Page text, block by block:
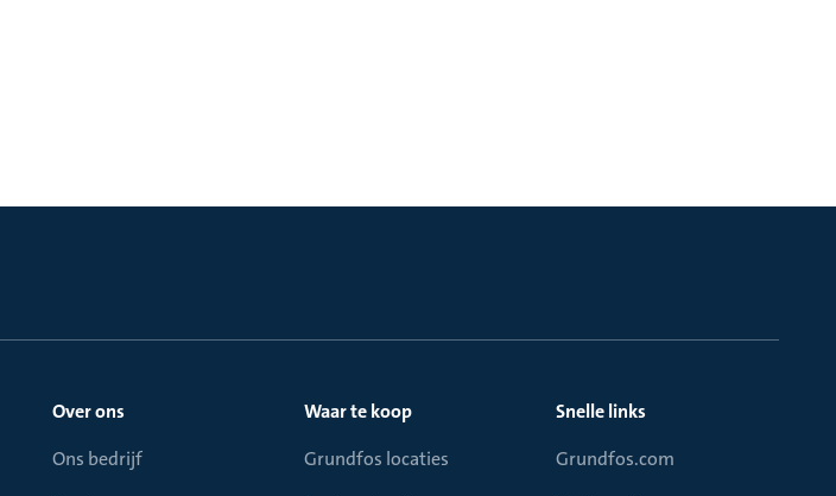
Over ons
Ons bedrijf
Waar te koop
Grundfos locaties
Snelle links
Grundfos.com